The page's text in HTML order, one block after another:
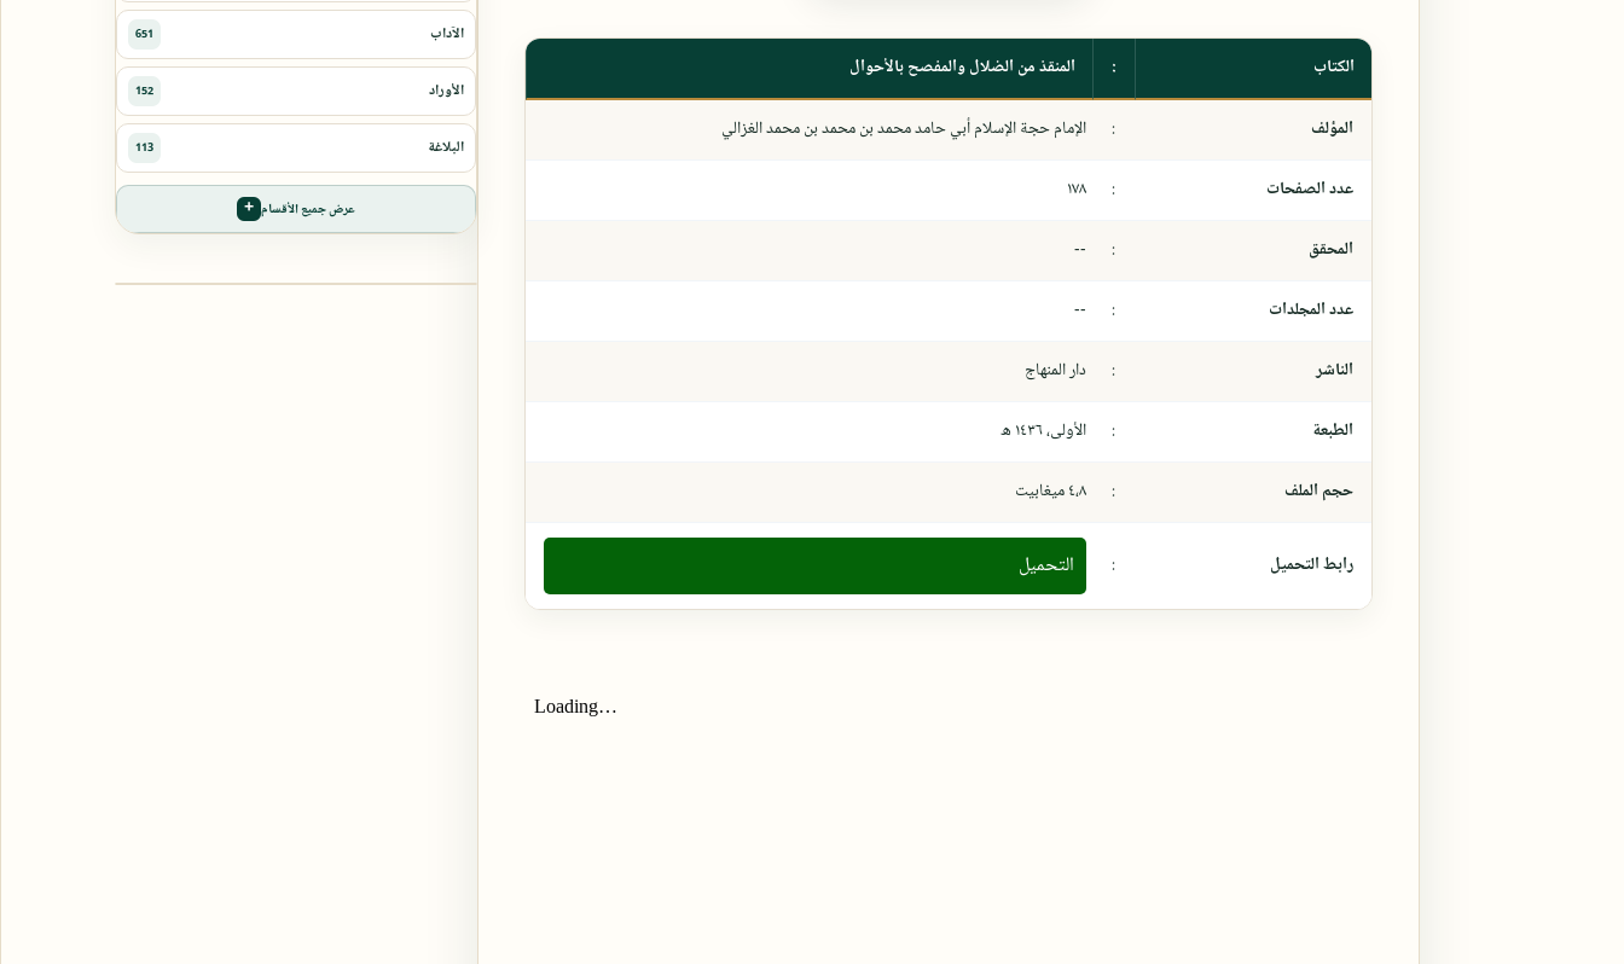
الكتاب : المنقذ من الضلال والمفصح بالأحوال
المؤلف : الإمام حجة الإسلام أبي حامد محمد بن محمد بن محمد الغزالي
عدد الصفحات : ١٧٨
المحقق :
--
عدد المجلدات :
--
الناشر : دار المنهاج
الطبعة : الأولى، ١٤٣٦ ھ
حجم الملف : ٤،٨ ميغابيت
رابط التحميل : التحميل
عرض جميع الأقسام